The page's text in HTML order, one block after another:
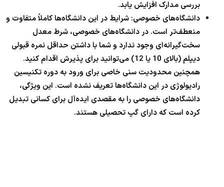
بررسی مدارک افزایش یابد.
دانشگاه‌های خصوصی: شرایط در این دانشگاه‌ها کاملاً متفاوت و
منعطف‌تر است. در دانشگاه‌های خصوصی، شرط معدل
سخت‌گیرانه‌ای وجود ندارد و شما با داشتن حداقل نمره قبولی
دیپلم (بالای 10 یا 12) می‌توانید برای پذیرش اقدام کنید.
همچنین محدودیت سنی خاصی برای ورود به دوره تکنیسین
رادیولوژی در این دانشگاه‌ها تعریف نشده است. این ویژگی،
دانشگاه‌های خصوصی را به مقصدی ایده‌آل برای کسانی تبدیل
کرده است که دارای گپ تحصیلی هستند.